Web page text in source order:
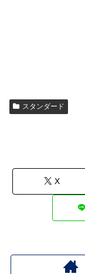
スタンダード
X